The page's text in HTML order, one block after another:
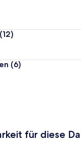
(12)
(6)
für diese